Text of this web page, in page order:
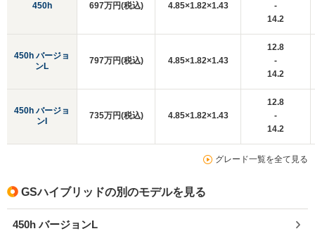
450h
450h バージョ
ンL
450h バージョ
ンI
697万円(税込) 4.85×1.82×1.43
-
14.2
797万円(税込) 4.85×1.82×1.43
12.8
-
14.2
735万円(税込) 4.85×1.82×1.43
12.8
-
14.2
グレード一覧を全て見る
GSハイブリッドの別のモデルを見る
450h バージョンL